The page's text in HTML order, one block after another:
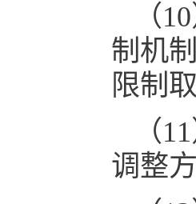
（
制机
限制
（
调整